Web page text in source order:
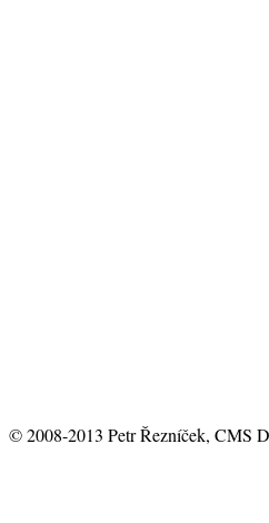
© 2008-2013 Petr Řezníček, CMS